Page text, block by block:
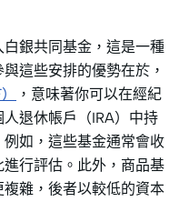
銀共同基金，這是一種
這些安排的優勢在於，
，意味著你可以在經紀
退休帳戶（IRA）中持
如，這些基金通常會收
行評估。此外，商品基
雜，後者以較低的資本